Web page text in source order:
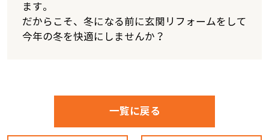
ます。
だからこそ、冬になる前に玄関リフォームをして
今年の冬を快適にしませんか？
一覧に戻る